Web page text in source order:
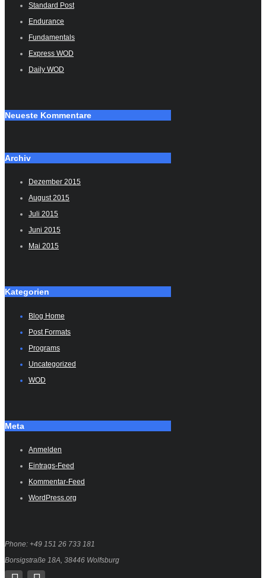
Standard Post
Endurance
Fundamentals
Express WOD
Daily WOD
Neueste Kommentare
Archiv
Dezember 2015
August 2015
Juli 2015
Juni 2015
Mai 2015
Kategorien
Blog Home
Post Formats
Programs
Uncategorized
WOD
Meta
Anmelden
Eintrags-Feed
Kommentar-Feed
WordPress.org
Phone: +49 151 26 733 181
Borsigstraße 18A, 38446 Wolfsburg